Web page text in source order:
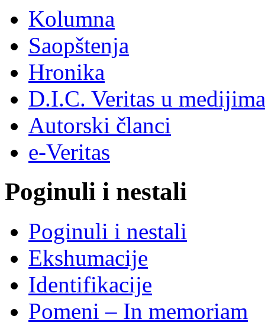
Kolumna
Saopštenja
Hronika
D.I.C. Veritas u medijima
Autorski članci
e-Veritas
Poginuli i nestali
Poginuli i nestali
Ekshumacije
Identifikacije
Pomeni – In memoriam